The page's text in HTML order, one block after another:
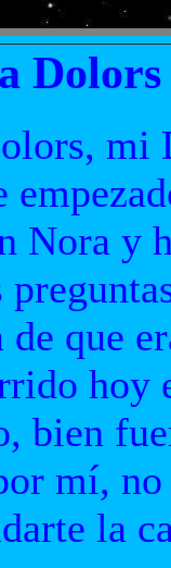
Dolors
mi
Nora y
de que
hoy
bien
mí,
la